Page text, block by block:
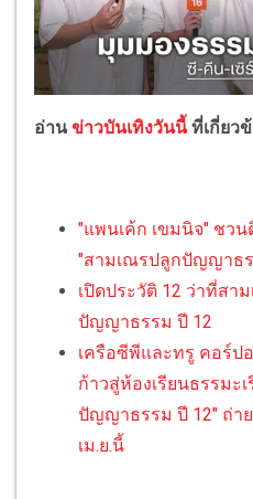
อ่านข่าวบันเทิงวันนี้ ที่เกี่ยว
"แพนเค้ก เขมนิจ" ชว
"สามเณรปลูกปัญญาธร
เปิดประวัติ 12 ว่าที่สา
ปัญญาธรรม ปี 12
เครือซีพีและทรู คอร์ป
ก้าวสู่ห้องเรียนธรรมะ
ปัญญาธรรม ปี 12" ถ่า
เม.ย.นี้